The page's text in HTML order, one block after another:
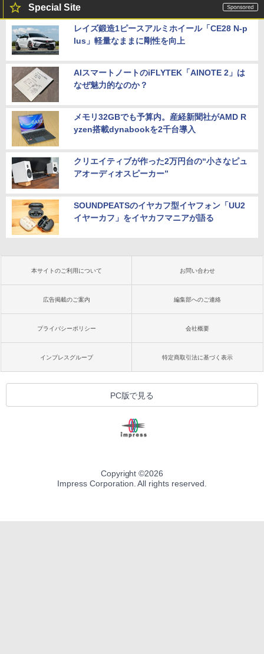
Special Site
レイズ鍛造1ピースアルミホイール「CE28 N-p
lus」軽量なままに剛性を向上
AIスマートノートのiFLYTEK「AINOTE 2」は
なぜ魅力的なのか？
メモリ32GBでも予算内。産経新聞社がAMD R
yzen搭載dynabookを2千台導入
クリエイティブが作った2万円台の“小さなピュ
アオーディオスピーカー”
SOUNDPEATSのイヤカフ型イヤフォン「UU2
イヤーカフ」をイヤカフマニアが語る
本サイトのご利用について お問い合わせ
広告掲載のご案内 編集部へのご連絡
プライバシーポリシー 会社概要
インプレスグループ 特定商取引法に基づく表示
PC版で見る
Copyright ©2026
Impress Corporation. All rights reserved.